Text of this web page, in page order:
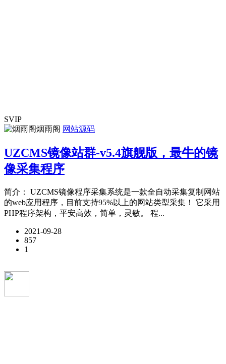
SVIP
烟雨阁 网站源码
UZCMS镜像站群-v5.4旗舰版，最牛的镜
像采集程序
简介： UZCMS镜像程序采集系统是一款全自动采集复制网站
的web应用程序，目前支持95%以上的网站类型采集！ 它采用
PHP程序架构，平安高效，简单，灵敏。 程...
2021-09-28
857
1